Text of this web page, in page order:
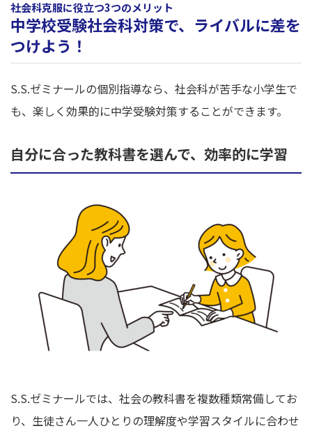
社会科克服に役立つ3つのメリット
中学校受験社会科対策で、ライバルに差を
つけよう！
S.S.ゼミナールの個別指導なら、社会科が苦手な小学生で
も、楽しく効果的に中学受験対策することができます。
自分に合った教科書を選んで、効率的に学習
S.S.ゼミナールでは、社会の教科書を複数種類常備してお
り、生徒さん一人ひとりの理解度や学習スタイルに合わせ